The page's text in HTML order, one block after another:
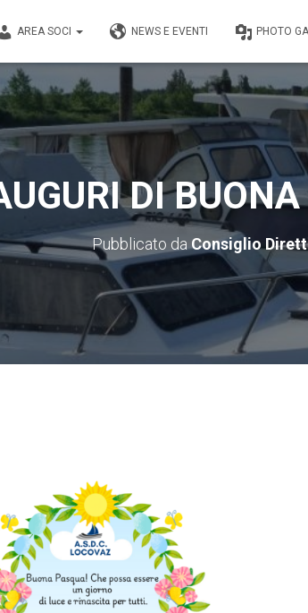
AREA SOCI NEWS E EVENTI PHOTO
DI
Pubblicato da Consiglio